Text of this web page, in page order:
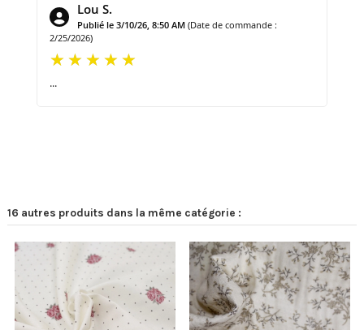
Lou S.
Publié le 3/10/26, 8:50 AM (Date de commande :
2/25/2026)
...
16 autres produits dans la même catégorie :